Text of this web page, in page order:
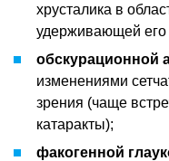
хрусталика в
удерживающей его
обскурационной
изменениями
зрения (чаще
катаракты);
факогенной